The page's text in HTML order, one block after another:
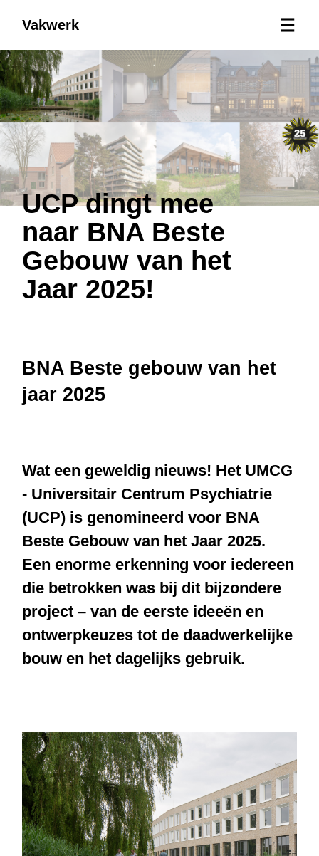
Vakwerk
UCP dingt mee
naar BNA Beste
Gebouw van het
Jaar 2025!
BNA Beste gebouw van het
jaar 2025
Wat een geweldig nieuws! Het UMCG
- Universitair Centrum Psychiatrie
(UCP) is genomineerd voor BNA
Beste Gebouw van het Jaar 2025.
Een enorme erkenning voor iedereen
die betrokken was bij dit bijzondere
project – van de eerste ideeën en
ontwerpkeuzes tot de daadwerkelijke
bouw en het dagelijks gebruik.